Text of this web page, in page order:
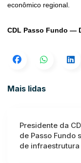
econômico regional.
CDL Passo Fundo —
Mais lidas
Presidente da
de Passo Fundo
de infraestrutura